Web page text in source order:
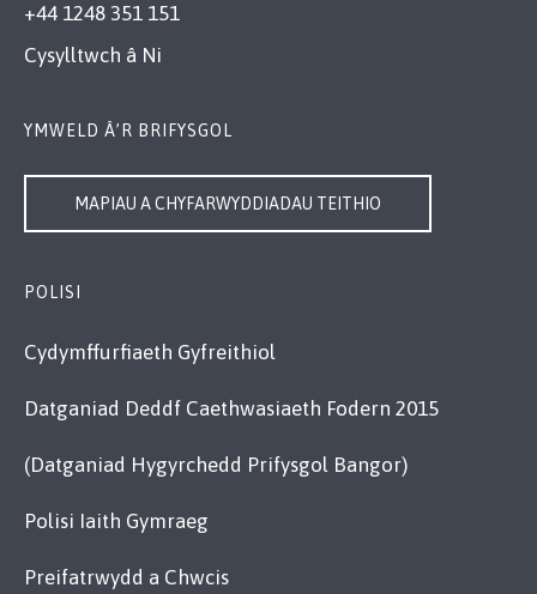
+44 1248 351 151
Cysylltwch â Ni
YMWELD Â’R BRIFYSGOL
MAPIAU A CHYFARWYDDIADAU TEITHIO
POLISI
Cydymffurfiaeth Gyfreithiol
Datganiad Deddf Caethwasiaeth Fodern 2015
(Datganiad Hygyrchedd Prifysgol Bangor)
Polisi Iaith Gymraeg
Preifatrwydd a Chwcis